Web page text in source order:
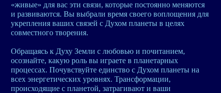
«живые» для вас эти связи, которые постоянно меняются
и развиваются. Вы выбрали время своего воплощения для
укрепления ваших связей с Духом планеты в целях
совместного творения.
Обращаясь к Духу Земли с любовью и почитанием,
осознайте, какую роль вы играете в планетарных
процессах. Почувствуйте единство с Духом планеты на
всех энергетических уровнях. Трансформации,
происходящие с планетой, затрагивают и ваши